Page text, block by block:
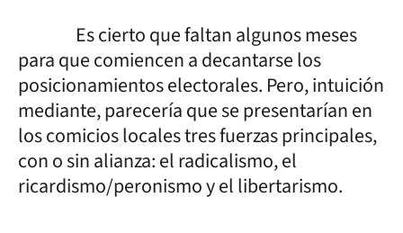
Es cierto que faltan algunos meses
para que comiencen a decantarse los
posicionamientos electorales. Pero, intuición
mediante, parecería que se presentarían en
los comicios locales tres fuerzas principales,
con o sin alianza: el radicalismo, el
ricardismo/peronismo y el libertarismo.